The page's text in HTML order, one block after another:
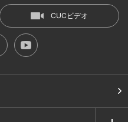
CUCビデオ